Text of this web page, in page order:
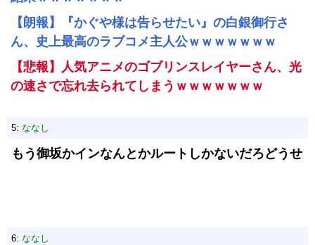
【朗報】『かぐや様は告らせたい』の白銀御行さ
ん、史上最高のラブコメ主人公ｗｗｗｗｗｗｗ
【悲報】人気アニメのゴブリンスレイヤーさん、光
の速さで忘れ去られてしまうｗｗｗｗｗｗｗ
5: ななし
もう御坂かインなんとかルートしかないだろどうせ
6: ななし